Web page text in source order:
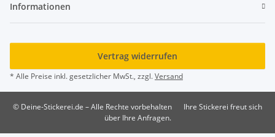
Informationen
Vertrag widerrufen
* Alle Preise inkl. gesetzlicher MwSt., zzgl.Versand
© Deine-Stickerei.de – Alle Rechte vorbehalten
Ihre Stickerei freut sich
über Ihre Anfragen.